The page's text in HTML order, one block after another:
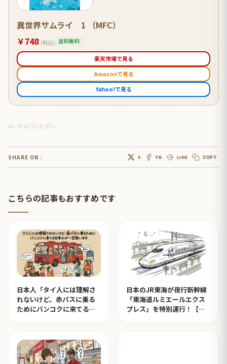
異世界サムライ 1 （MFC）
￥748 (税込) 送料無料
楽天市場で見る
Amazonで見る
Yahoo!で見る
สถานีต่อไป อิเซไก
SHARE ON : X FB LINE COPY
こちらの記事もおすすめです
日本人「タイ人には理解さ
れないけど、赤バスに乗る
ためにバンコクに来てる日
日本のJR東海が夜行新幹線
「東海道ルミエールエクス
プレス」を特別運行！【タ